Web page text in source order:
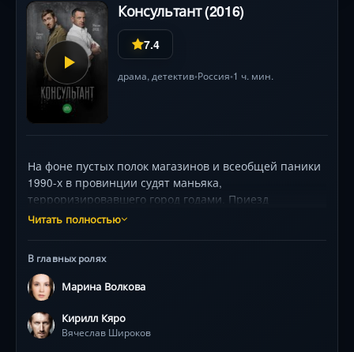
Консультант (2016)
7.4
драма, детектив•Россия• 1 ч. мин.
На фоне пустых полок магазинов и всеобщей паники
1990-х в провинции судят маньяка,
терроризировавшего город годами. Приезд
столичного психолога рушит ход процесса: он уверен
ведший дело. Конфликт между аналитиком и
практиком обостряется, когда в городе происходит
новое зверское убийство. Кирилл Кяро и Максим
Дрозд создают напряженный дуэт антиподов,
вынужденных сотрудничать, чтобы остановить
Читать полностью
В главных ролях
Марина Волкова
Кирилл Кяро
Вячеслав Широков